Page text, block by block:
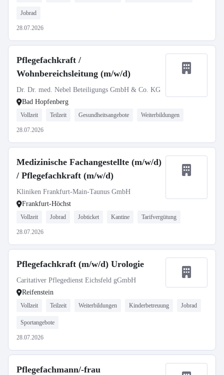
Jobrad
28.07.2026
Pflegefachkraft /
Wohnbereichsleitung (m/w/d)
Dr. Dr. med. Nebel Beteiligungs GmbH & Co. KG
Bad Hopfenberg
Vollzeit Teilzeit Gesundheitsangebote Weiterbildungen
28.07.2026
Medizinische Fachangestellte (m/w/d)
/ Pflegefachkraft (m/w/d)
Kliniken Frankfurt-Main-Taunus GmbH
Frankfurt-Höchst
Vollzeit Jobrad Jobticket Kantine Tarifvergütung
28.07.2026
Pflegefachkraft (m/w/d) Urologie
Caritativer Pflegedienst Eichsfeld gGmbH
Reifenstein
Vollzeit Teilzeit Weiterbildungen Kinderbetreuung Jobrad
Sportangebote
28.07.2026
Pflegefachmann/-frau